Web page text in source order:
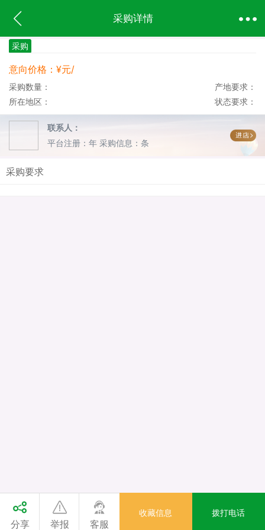
采购详情
分享 举报 客服
收藏信息 拨打电话
采购
意向价格：¥元/
采购数量：
所在地区：
产地要求：
状态要求：
联系人：
平台注册：年 采购信息：条
采购要求